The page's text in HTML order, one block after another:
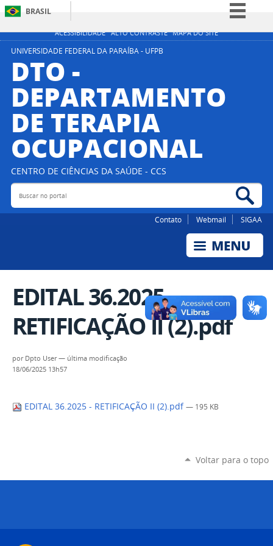
ACESSIBILIDADE ALTO CONTRASTE MAPA DO SITE
BRASIL
Simplifique!
Acesso à informação
Legislação
UNIVERSIDADE FEDERAL DA PARAÍBA - UFPB
DTO -
DEPARTAMENTO
DE TERAPIA
OCUPACIONAL
CENTRO DE CIÊNCIAS DA SAÚDE - CCS
Buscar no portal
Contato Webmail SIGAA
EDITAL 36.2025 -
RETIFICAÇÃO II (2).pdf
por Dpto User— última modificação
18/06/2025 13h57
EDITAL 36.2025 - RETIFICAÇÃO II (2).pdf — 195 KB
Voltar para o topo